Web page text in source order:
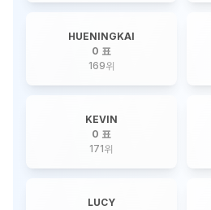
HUENINGKAI
0 표
169위
KEVIN
0 표
171위
LUCY